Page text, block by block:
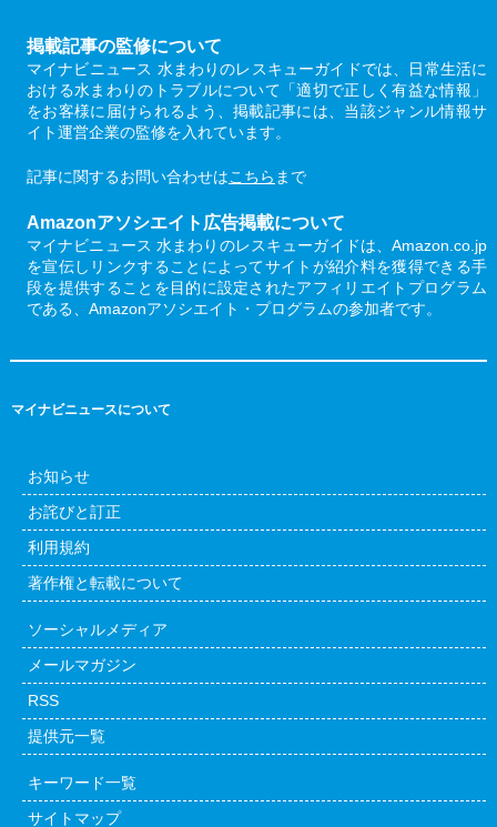
掲載記事の監修について
マイナビニュース 水まわりのレスキューガイドでは、日常生活に
おける水まわりのトラブルについて「適切で正しく有益な情報」
をお客様に届けられるよう、掲載記事には、当該ジャンル情報サ
イト運営企業の監修を入れています。
記事に関するお問い合わせはこちら まで
Amazonアソシエイト広告掲載について
マイナビニュース 水まわりのレスキューガイドは、Amazon.co.jp
を宣伝しリンクすることによってサイトが紹介料を獲得できる手
段を提供することを目的に設定されたアフィリエイトプログラム
である、Amazonアソシエイト・プログラムの参加者です。
マイナビニュースについて
お知らせ
お詫びと訂正
利用規約
著作権と転載について
ソーシャルメディア
メールマガジン
RSS
提供元一覧
キーワード一覧
サイトマップ